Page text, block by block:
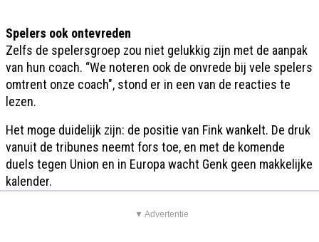
Spelers ook ontevreden
Zelfs de spelersgroep zou niet gelukkig zijn met de aanpak
van hun coach. “We noteren ook de onvrede bij vele spelers
omtrent onze coach", stond er in een van de reacties te
lezen.
Het moge duidelijk zijn: de positie van Fink wankelt. De druk
vanuit de tribunes neemt fors toe, en met de komende
duels tegen Union en in Europa wacht Genk geen makkelijke
kalender.
▼ Advertentie